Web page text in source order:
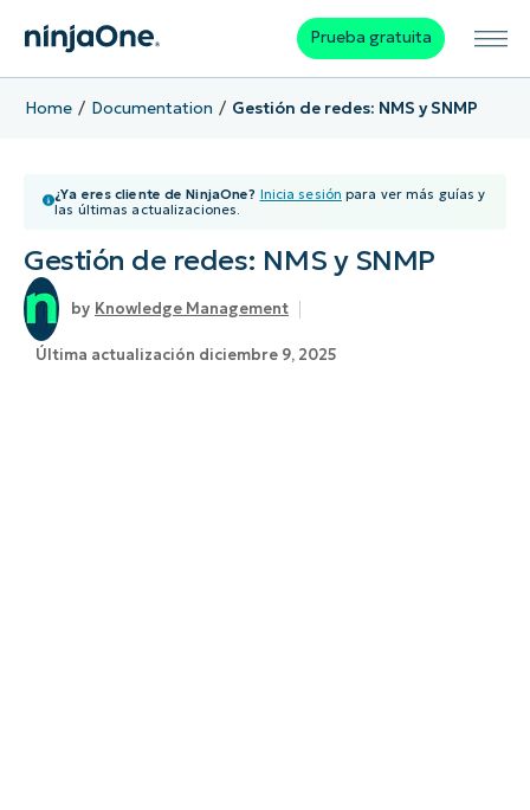
Prueba gratuita
Home Documentation Gestión de redes: NMS y SNMP
¿Ya eres cliente de NinjaOne? Inicia sesión para ver más guías y
las últimas actualizaciones.
Gestión de redes: NMS y SNMP
Knowledge Management
Última actualización diciembre 9, 2025